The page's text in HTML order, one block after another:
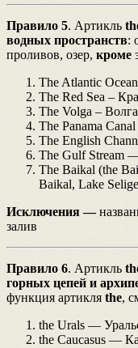
Правило 5. Артикль
водных пространств:
проливов, озер, кроме
The Atlantic
The Red Sea –
The Volga –
The Panama
The English
The Gulf Stream
The Baikal (the
Baikal, Lake
Исключения —
залив
Правило 6. Артикль
горных цепей и
функция артикля the,
the Urals —
the Caucasus —